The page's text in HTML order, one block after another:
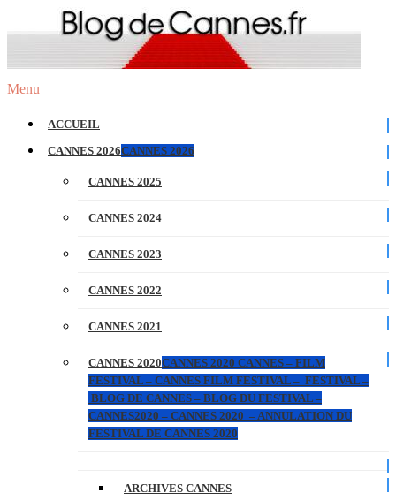
Menu
ACCUEIL
CANNES 2026CANNES 2026
CANNES 2025
CANNES 2024
CANNES 2023
CANNES 2022
CANNES 2021
CANNES 2020CANNES 2020 CANNES – FILM
FESTIVAL – CANNES FILM FESTIVAL – FESTIVAL –
BLOG DE CANNES – BLOG DU FESTIVAL –
CANNES2020 – CANNES 2020 – ANNULATION DU
FESTIVAL DE CANNES 2020
ARCHIVES CANNES